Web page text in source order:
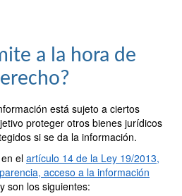
a la hora de
está sujeto a ciertos
proteger otros bienes jurídicos
si se da la información.
el artículo 14 de la Ley 19/2013,
acceso a la información
y son los siguientes: